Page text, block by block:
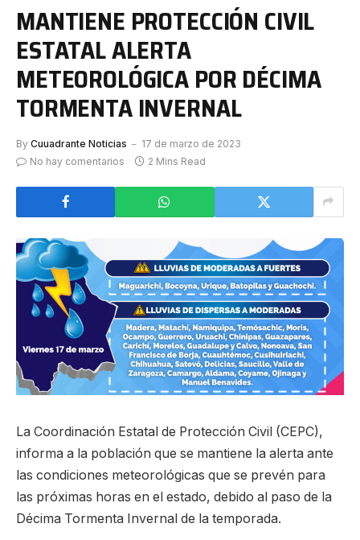
MANTIENE PROTECCIÓN CIVIL
ESTATAL ALERTA
METEOROLÓGICA POR DÉCIMA
TORMENTA INVERNAL
By Cuuadrante Noticias
17 de marzo de 2023
No hay comentarios
2 Mins Read
La Coordinación Estatal de Protección Civil (CEPC),
informa a la población que se mantiene la alerta ante
las condiciones meteorológicas que se prevén para
las próximas horas en el estado, debido al paso de la
Décima Tormenta Invernal de la temporada.